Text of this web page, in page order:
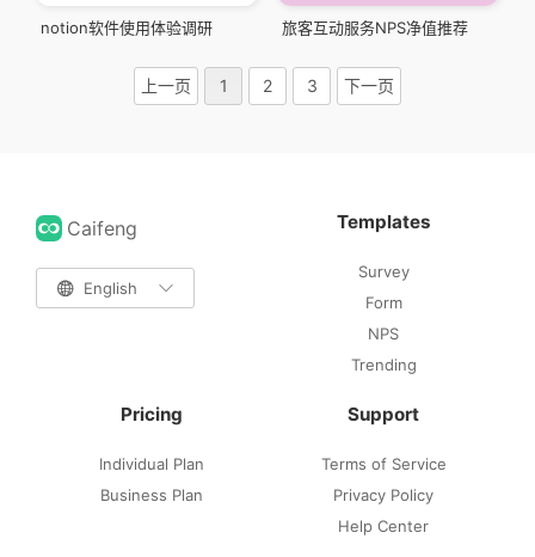
notion软件使用体验调研 旅客互动服务NPS净值推荐
上一页 1 2 3 下一页
Caifeng
 English 
Templates
Survey
Form
NPS
Trending
Pricing
Individual Plan
Business Plan
Support
Terms of Service
Privacy Policy
Help Center